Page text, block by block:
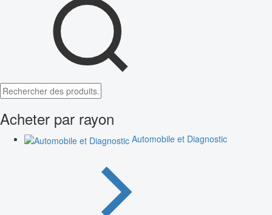
Acheter par rayon
Automobile et Diagnostic